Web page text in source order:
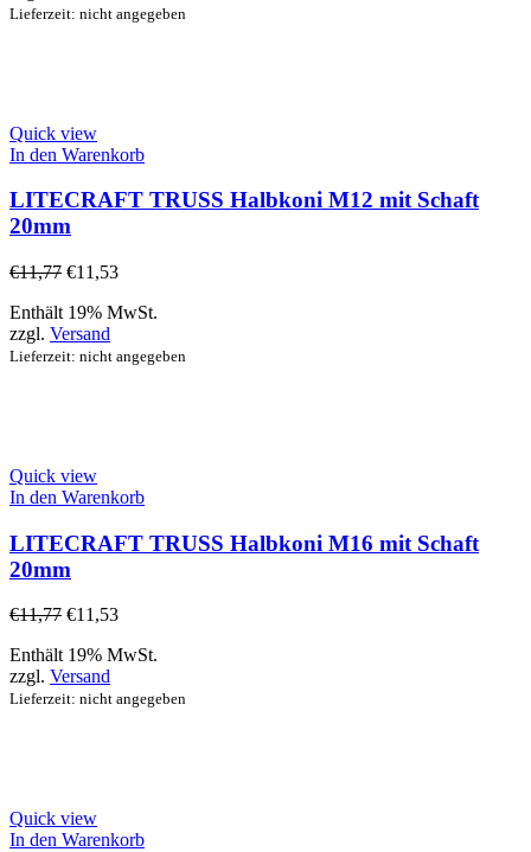
Lieferzeit: nicht angegeben
Quick view
In den Warenkorb
LITECRAFT TRUSS Halbkoni M12 mit Schaft
20mm
€11,77 €11,53
Enthält 19% MwSt.
zzgl. Versand
Lieferzeit: nicht angegeben
Quick view
In den Warenkorb
LITECRAFT TRUSS Halbkoni M16 mit Schaft
20mm
€11,77 €11,53
Enthält 19% MwSt.
zzgl. Versand
Lieferzeit: nicht angegeben
Quick view
In den Warenkorb